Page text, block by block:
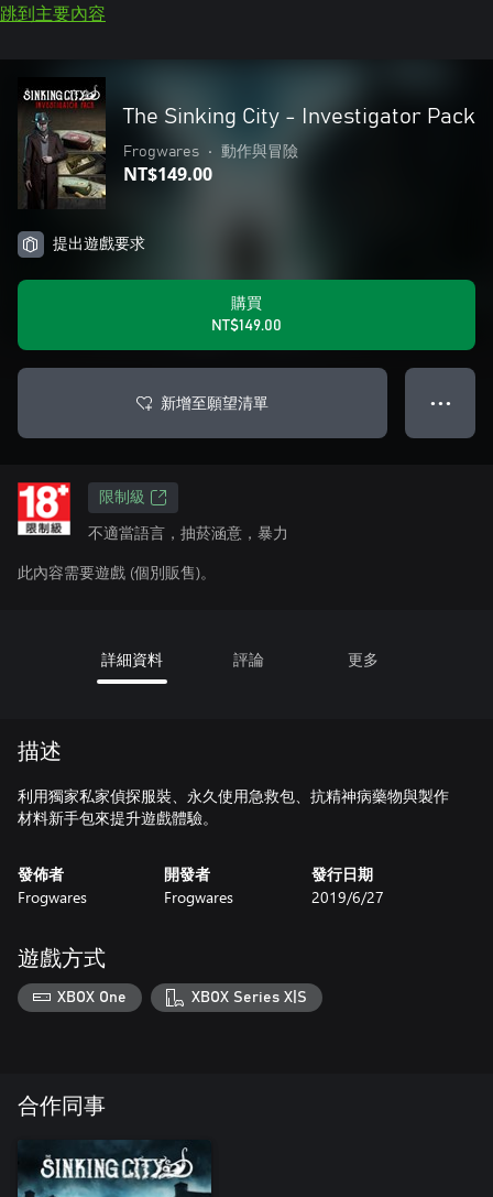
跳到主要內容
The Sinking City - Investigator Pack
Frogwares • 動作與冒險
NT$149.00
提出遊戲要求
購買
NT$149.00
新增至願望清單 ● ● ●
限制級
不適當語言，抽菸涵意，暴力
此內容需要遊戲 (個別販售)。
詳細資料 評論 更多
描述
利用獨家私家偵探服裝、永久使用急救包、抗精神病藥物與製作
材料新手包來提升遊戲體驗。
發佈者
Frogwares
開發者
Frogwares
發行日期
2019/6/27
遊戲方式
XBOX One XBOX Series X|S
合作同事